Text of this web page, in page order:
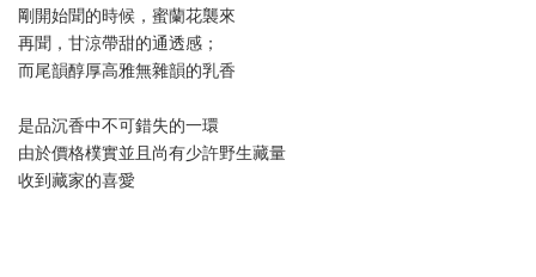
剛開始聞的時候，蜜蘭花襲來
再聞，甘涼帶甜的通透感；
而尾韻醇厚高雅無雜韻的乳香
是品沉香中不可錯失的一環
由於價格樸實並且尚有少許野生藏量
收到藏家的喜愛